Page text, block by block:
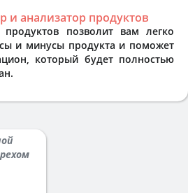
и анализатор продуктов
продуктов позволит вам легко
и минусы продукта и поможет
который будет полностью